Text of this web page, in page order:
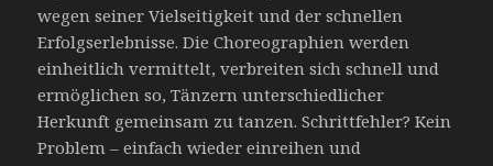
wegen seiner Vielseitigkeit und der schnellen
Erfolgserlebnisse. Die Choreographien werden
einheitlich vermittelt, verbreiten sich schnell und
ermöglichen so, Tänzern unterschiedlicher
Herkunft gemeinsam zu tanzen. Schrittfehler? Kein
Problem – einfach wieder einreihen und